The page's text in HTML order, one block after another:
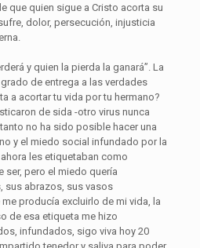
que quien sigue a Cristo acorta su
dolor, persecución, injusticia
y quien la pierda la ganará”. La
de entrega a las verdades
a acortar tu vida por tu hermano?
de sida -otro virus nunca
no ha sido posible hacer una
y el miedo social infundado por la
les etiquetaban como
ser, pero el miedo quería
sus abrazos, sus vasos
producía excluirlo de mi vida, la
de esa etiqueta me hizo
infundados, sigo viva hoy 20